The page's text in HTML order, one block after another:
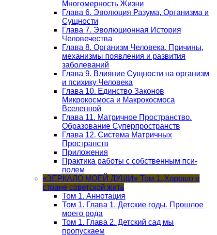
Многомерность Жизни
Глава 6. Эволюция Разума, Организма и
Сущности
Глава 7. Эволюционная История
Человечества
Глава 8. Организм Человека. Причины,
механизмы появления и развития
заболеваний
Глава 9. Влияние Сущности на организм
и психику Человека
Глава 10. Единство Законов
Микрокосмоса и Макрокосмоса
Вселенной
Глава 11. Матричное Пространство.
Образование Суперпространств
Глава 12. Система Матричных
Пространств
Приложения
Практика работы с собственным пси-
полем
«ЗЕРКАЛО МОЕЙ ДУШИ» Том 1. Хорошо в
стране советской жить
Том 1. Аннотация
Том 1. Глава 1. Детские годы. Прошлое
моего рода
Том 1. Глава 2. Детский сад мы
пропускаем